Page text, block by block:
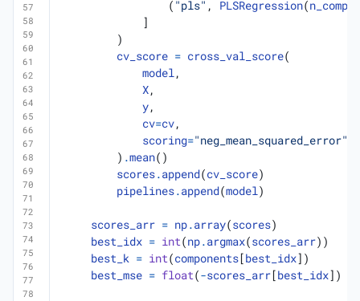
( "pls" , PLSRegression(
]
)
cv_score = cross_val_score(
model,
X,
y,
cv=cv,
scoring="neg_mean_squared_error"
) .mean()
scores.append(cv_score)
pipelines.append(model)
scores_arr = np.array(scores)
best_idx = int(np.argmax(scores_arr))
best_k = int(components [best_idx])
best_mse = float(-scores_arr [best_idx])